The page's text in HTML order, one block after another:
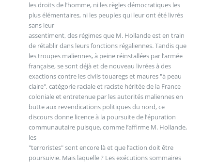
les droits de l’homme, ni les règles démocratiques les
plus élémentaires, ni les peuples qui leur ont été livrés
sans leur
assentiment, des régimes que M. Hollande est en train
de rétablir dans leurs fonctions régaliennes. Tandis que
les troupes maliennes, à peine réinstallées par l’armée
française, se sont déjà et de nouveau livrées à des
exactions contre les civils touaregs et maures "à peau
claire", catégorie raciale et raciste héritée de la France
coloniale et entretenue par les autorités maliennes en
butte aux revendications politiques du nord, ce
discours donne licence à la poursuite de l’épuration
communautaire puisque, comme l’affirme M. Hollande,
les
"terroristes" sont encore là et que l’action doit être
poursuivie. Mais laquelle ? Les exécutions sommaires